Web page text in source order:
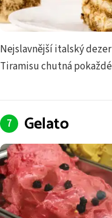
Nejslavnější italský
Tiramisu chutná
Gelato